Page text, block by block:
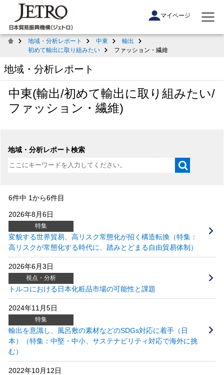
マイページ
地域・分析レポート 中東
輸出
初めて輸出に取り組みたい
ファッション・繊維
地域・分析レポート
中東(輸出/初めて輸出に取り組みたい/
ファッション・繊維)
地域・分析レポート検索
6件中 1から6件目
2026年8月6日
特集
変貌する世界貿易、高リスク常態化が招く構造転換（特集：
高リスクが常態化する時代に、踏みとどまる自由貿易体制）
2026年6月3日
視点・分析
トルコにおける日本化粧品市場の可能性と課題
2024年11月5日
特集
輸出を意識し、風呂敷の素材などのSDGs対応に着手（日
本）（特集：中堅・中小、サステナビリティ対応で海外に挑
む）
2022年10月12日